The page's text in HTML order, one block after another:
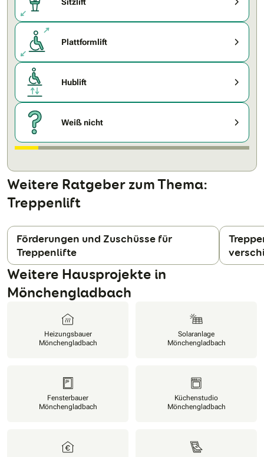
Plattformlift
Hublift
Weiß nicht
Weitere Ratgeber zum Thema:
Treppenlift
Förderungen und Zuschüsse für
Treppenlifte
Weitere Hausprojekte in
Mönchengladbach
Heizungsbauer
Mönchengladbach
Solaranlage
Mönchengladbach
Fensterbauer
Mönchengladbach
Küchenstudio
Mönchengladbach